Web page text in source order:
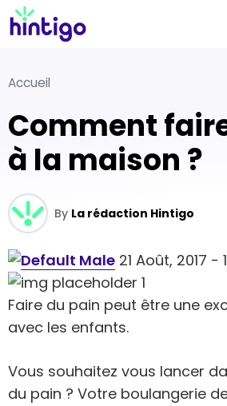
Accueil
Comment faire du pain
à la maison ?
By La rédaction Hintigo
21 Août, 2017 -
Faire du pain peut être une
avec les enfants.
Vous souhaitez vous lancer
du pain ? Votre boulangerie